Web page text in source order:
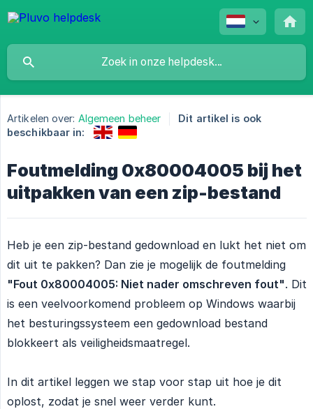
Artikelen over: Algemeen beheer
Dit artikel is ook
beschikbaar in:
Foutmelding 0x80004005 bij het
uitpakken van een zip-bestand
Heb je een zip-bestand gedownload en lukt het niet om
dit uit te pakken? Dan zie je mogelijk de foutmelding
"Fout 0x80004005: Niet nader omschreven fout". Dit
is een veelvoorkomend probleem op Windows waarbij
het besturingssysteem een gedownload bestand
blokkeert als veiligheidsmaatregel.
In dit artikel leggen we stap voor stap uit hoe je dit
oplost, zodat je snel weer verder kunt.